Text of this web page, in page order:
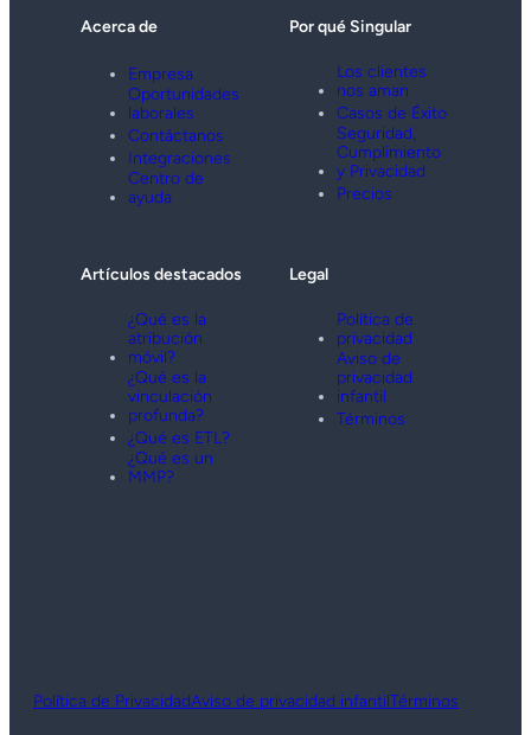
Acerca de
Empresa
Oportunidades
laborales
Contáctanos
Integraciones
Centro de
ayuda
Por qué Singular
Los clientes
nos aman
Casos de Éxito
Seguridad,
Cumplimiento
y Privacidad
Precios
Artículos destacados
¿Qué es la
atribución
móvil?
¿Qué es la
vinculación
profunda?
¿Qué es ETL?
¿Qué es un
MMP?
Legal
Política de
privacidad
Aviso de
privacidad
infantil
Términos
Política de PrivacidadAviso de privacidad infantilTérminos